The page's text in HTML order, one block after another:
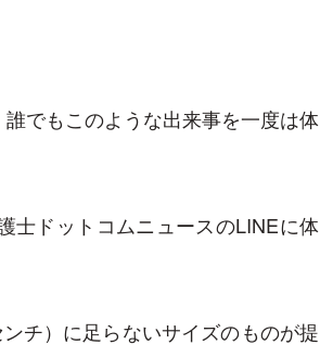
でもこのような出来事を一度は体
士ドットコムニュースのLINEに体
チ）に足らないサイズのものが提